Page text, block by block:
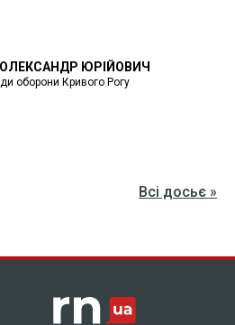
ОЛЕКСАНДР ЮРІЙОВИЧ
оборони Кривого Рогу
Всі досьє »